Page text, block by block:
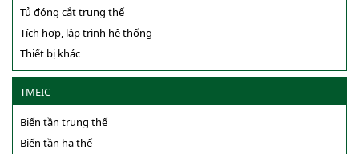
Tủ đóng cắt trung thế
Tích hợp, lập trình hệ thống
Thiết bị khác
TMEIC
Biến tần trung thế
Biến tần hạ thế